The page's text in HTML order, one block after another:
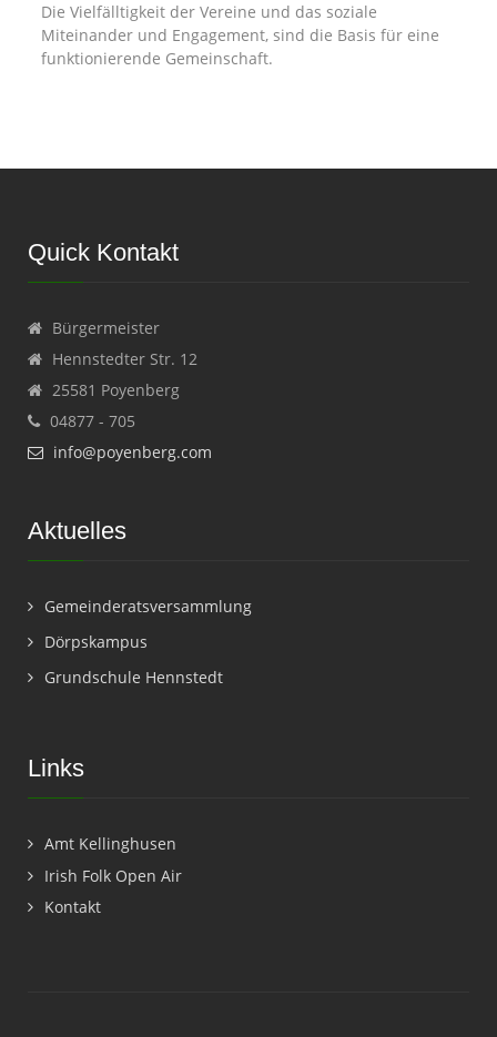
Die Vielfälltigkeit der Vereine und das soziale
Miteinander und Engagement, sind die Basis für eine
funktionierende Gemeinschaft.
Quick Kontakt
Bürgermeister
Hennstedter Str. 12
25581 Poyenberg
04877 - 705
info@poyenberg.com
Aktuelles
Gemeinderatsversammlung
Dörpskampus
Grundschule Hennstedt
Links
Amt Kellinghusen
Irish Folk Open Air
Kontakt